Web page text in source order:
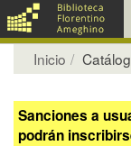
Inicio
Sanciones a
podrán